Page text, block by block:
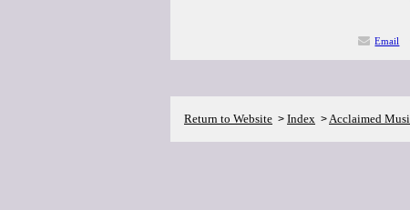
Email
Return to Website > Index >Acclaimed